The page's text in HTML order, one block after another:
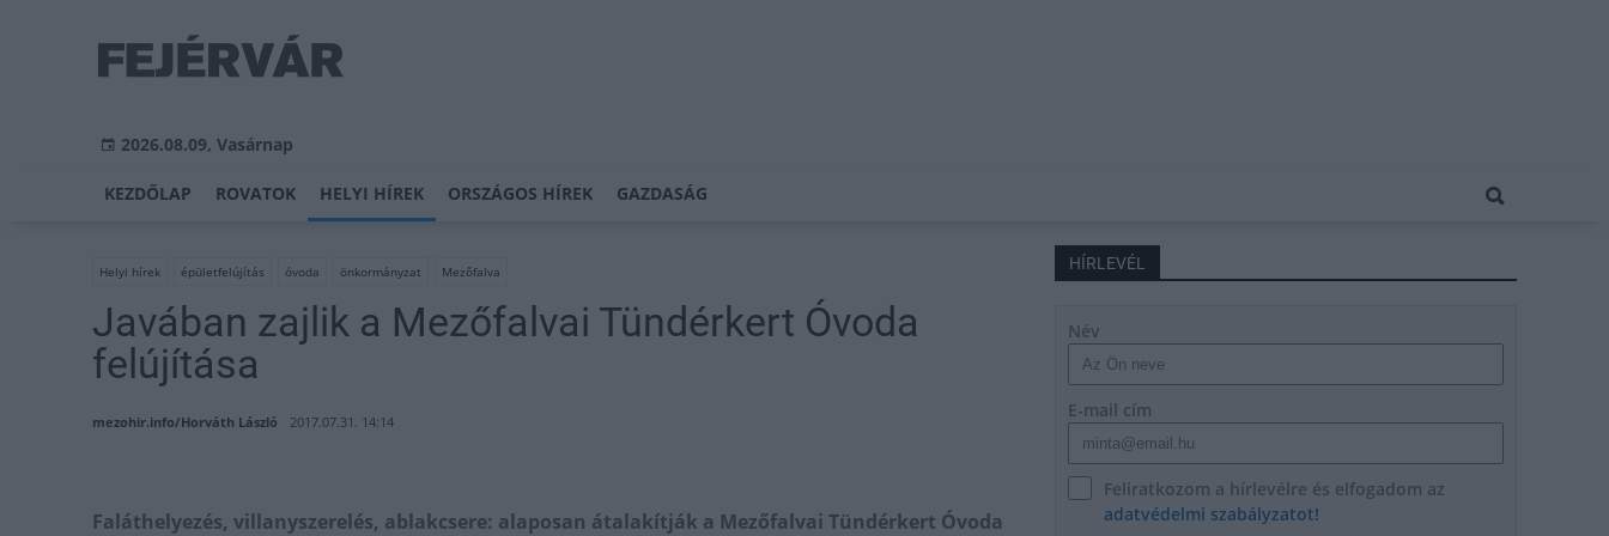
2026.08.09, Vasárnap
KEZDŐLAP ROVATOK HELYI HÍREK ORSZÁGOS HÍREK GAZDASÁG
Helyi hírek épületfelújítás óvoda önkormányzat Mezőfalva
Javában zajlik a Mezőfalvai Tündérkert Óvoda
felújítása
mezohir.info/Horváth László 2017.07.31. 14:14
Faláthelyezés, villanyszerelés, ablakcsere: alaposan átalakítják a Mezőfalvai Tündérkert Óvoda
HÍRLEVÉL
Név
E-mail cím
Feliratkozom a hírlevélre és elfogadom az
adatvédelmi szabályzatot!